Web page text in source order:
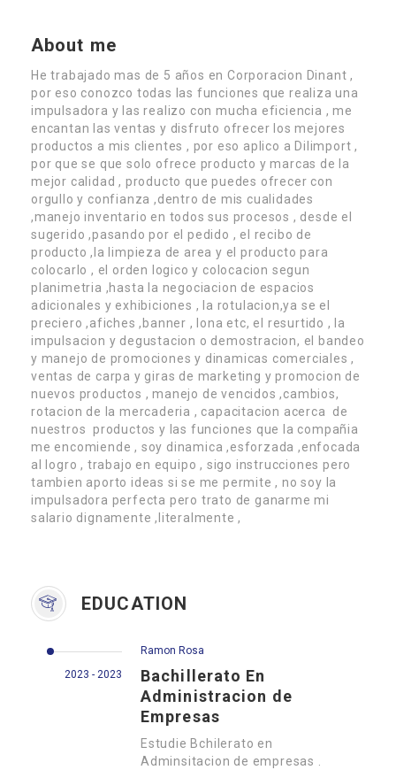
About me
He trabajado mas de 5 años en Corporacion Dinant ,
por eso conozco todas las funciones que realiza una
impulsadora y las realizo con mucha eficiencia , me
encantan las ventas y disfruto ofrecer los mejores
productos a mis clientes , por eso aplico a Dilimport ,
por que se que solo ofrece producto y marcas de la
mejor calidad , producto que puedes ofrecer con
orgullo y confianza ,dentro de mis cualidades
,manejo inventario en todos sus procesos , desde el
sugerido ,pasando por el pedido , el recibo de
producto ,la limpieza de area y el producto para
colocarlo , el orden logico y colocacion segun
planimetria ,hasta la negociacion de espacios
adicionales y exhibiciones , la rotulacion,ya se el
preciero ,afiches ,banner , lona etc, el resurtido , la
impulsacion y degustacion o demostracion, el bandeo
y manejo de promociones y dinamicas comerciales ,
ventas de carpa y giras de marketing y promocion de
nuevos productos , manejo de vencidos ,cambios,
rotacion de la mercaderia , capacitacion acerca de
nuestros productos y las funciones que la compañia
me encomiende , soy dinamica ,esforzada ,enfocada
al logro , trabajo en equipo , sigo instrucciones pero
tambien aporto ideas si se me permite , no soy la
impulsadora perfecta pero trato de ganarme mi
salario dignamente ,literalmente ,
EDUCATION
2023 - 2023
Ramon Rosa
Bachillerato En
Administracion de
Empresas
Estudie Bchilerato en
Adminsitacion de empresas .